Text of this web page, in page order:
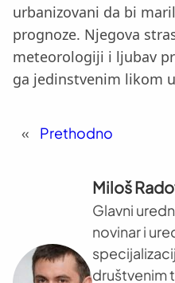
urbanizovani da bi
prognoze. Njegova
meteorologiji i ljubav
ga jedinstvenim likom
« Prethodno
Miloš
Glavni
novinar i
društvenim